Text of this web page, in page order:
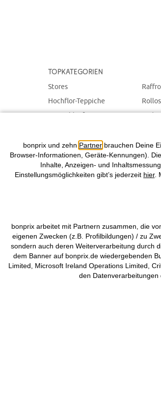
Topkategorien
Stores
Hochflor-Teppiche
Teppichläufer
Tagesdecken & Plaids
Rollos
bonprix und zehn Partnerbrauchen Deine
Browser-Informationen, Geräte-Kennungen).
Inhalte, Anzeigen- und
Einstellungsmöglichkeiten gibt’s jederzeit hier.
bonprix arbeitet mit Partnern zusammen, die
eigenen Zwecken (z.B. Profilbildungen) / zu
sondern auch deren Weiterverarbeitung durch
dem Banner auf bonprix.de wiedergebenden
Limited, Microsoft Ireland Operations Limited,
den